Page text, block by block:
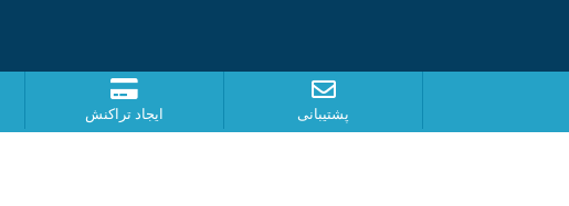
ایجاد تراکنش پشتیبانی